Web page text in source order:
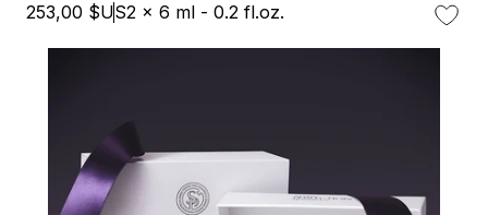
253,00 $US2 x 6 ml - 0.2 fl.oz.